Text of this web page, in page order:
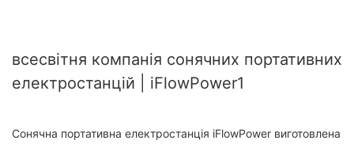
всесвітня компанія сонячних портативних
електростанцій | iFlowPower1
Сонячна портативна електростанція iFlowPower виготовлена